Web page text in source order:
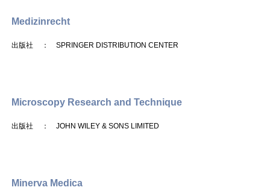
Medizinrecht
出版社 ： SPRINGER DISTRIBUTION CENTER
Microscopy Research and Technique
出版社 ： JOHN WILEY & SONS LIMITED
Minerva Medica